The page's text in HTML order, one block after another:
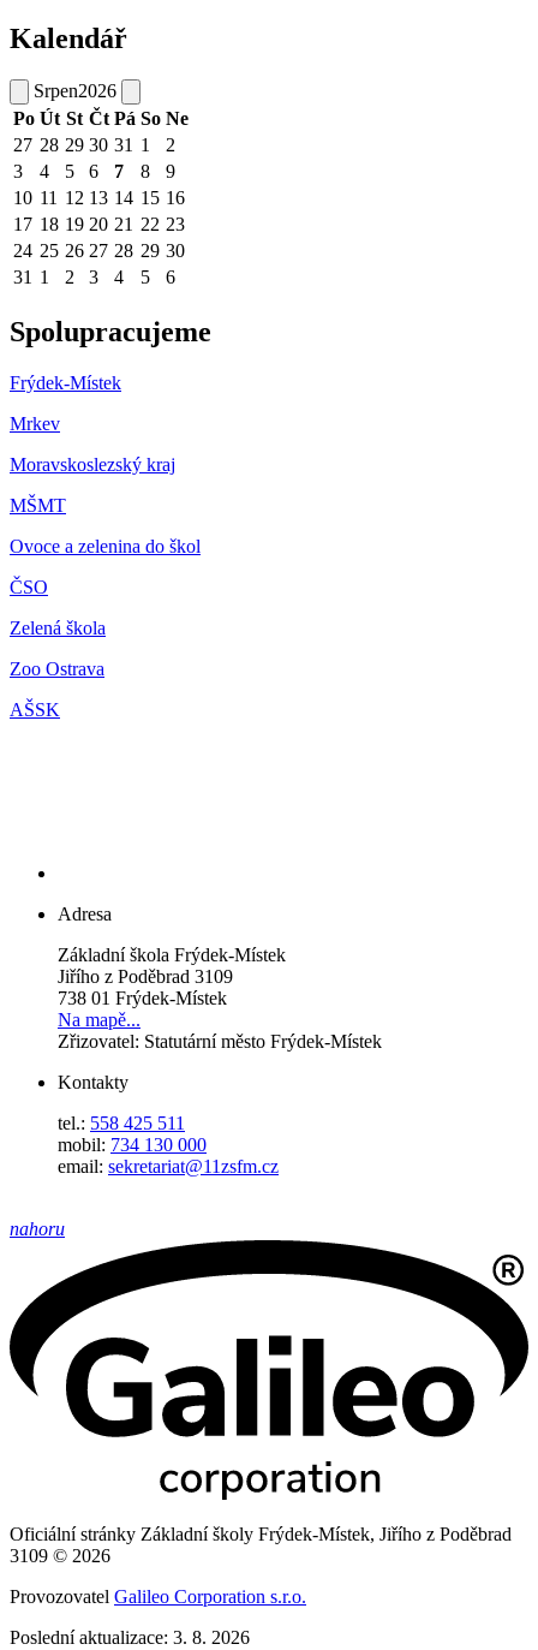
Kalendář
Srpen2026
Po Út St Čt Pá So Ne
27 28 29 30 31 1
2
3
4 5 6 7 8
9
10 11 12 13 14 15 16
17 18 19 20 21 22 23
24 25 26 27 28 29 30
31 1 2 3 4 5 6
Spolupracujeme
Frýdek-Místek
Mrkev
Moravskoslezský kraj
MŠMT
Ovoce a zelenina do škol
ČSO
Zelená škola
Zoo Ostrava
AŠSK
Adresa
Základní škola Frýdek-Místek
Jiřího z Poděbrad 3109
738 01 Frýdek-Místek
Na mapě...
Zřizovatel: Statutární město Frýdek-Místek
Kontakty
tel.: 558 425 511
mobil: 734 130 000
email: sekretariat@11zsfm.cz
nahoru
Oficiální stránky Základní školy Frýdek-Místek, Jiřího z Poděbrad
3109 © 2026
Provozovatel Galileo Corporation s.r.o.
Poslední aktualizace: 3. 8. 2026